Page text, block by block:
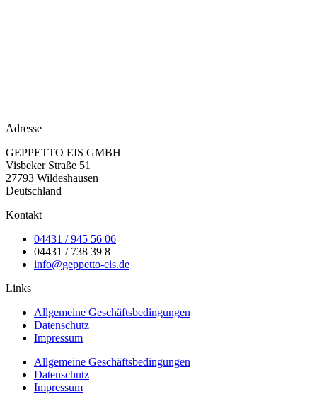
Adresse
GEPPETTO EIS GMBH
Visbeker Straße 51
27793 Wildeshausen
Deutschland
Kontakt
04431 / 945 56 06
04431 / 738 39 8
info@geppetto-eis.de
Links
Allgemeine Geschäftsbedingungen
Datenschutz
Impressum
Allgemeine Geschäftsbedingungen
Datenschutz
Impressum